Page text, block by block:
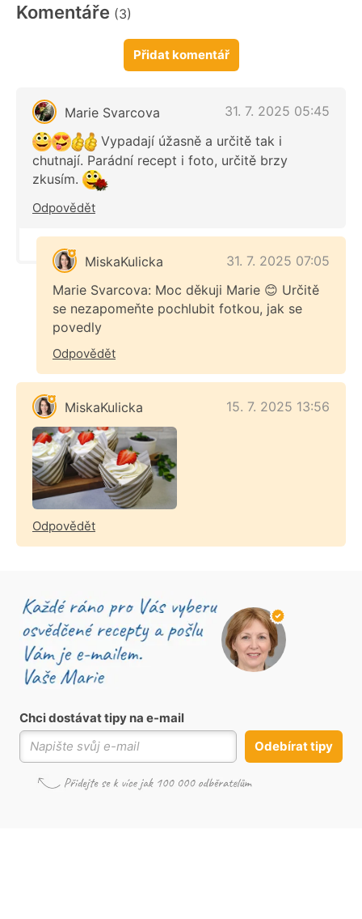
Komentáře (3)
Přidat komentář
Marie Svarcova
31. 7. 2025 05:45
Vypadají úžasně a určitě tak i
chutnají. Parádní recept i foto, určitě brzy
zkusím.
Odpovědět
MiskaKulicka
31. 7. 2025 07:05
Marie Svarcova: Moc děkuji Marie 😊 Určitě
se nezapomeňte pochlubit fotkou, jak se
povedly
Odpovědět
MiskaKulicka 15. 7. 2025 13:56
Odpovědět
Chci dostávat tipy na e-mail
Odebírat tipy